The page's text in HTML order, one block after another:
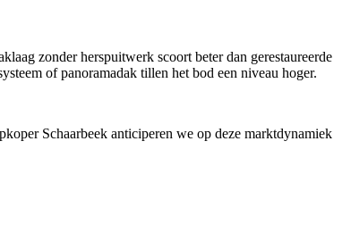
zonder herspuitwerk scoort beter dan gerestaureerde
of panoramadak tillen het bod een niveau hoger.
Schaarbeek anticiperen we op deze marktdynamiek